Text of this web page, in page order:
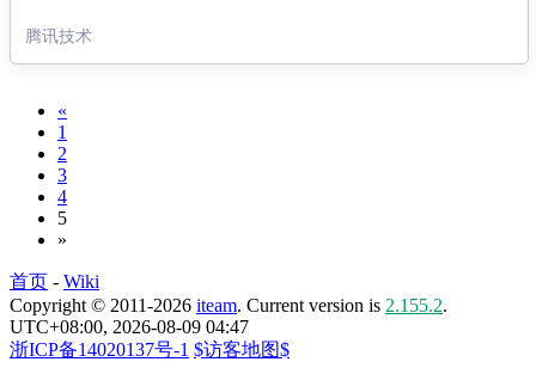
腾讯技术
«
1
2
3
4
5
»
首页 - Wiki
Copyright © 2011-2026 iteam. Current version is 2.155.2.
UTC+08:00, 2026-08-09 04:47
浙ICP备14020137号-1 $访客地图$